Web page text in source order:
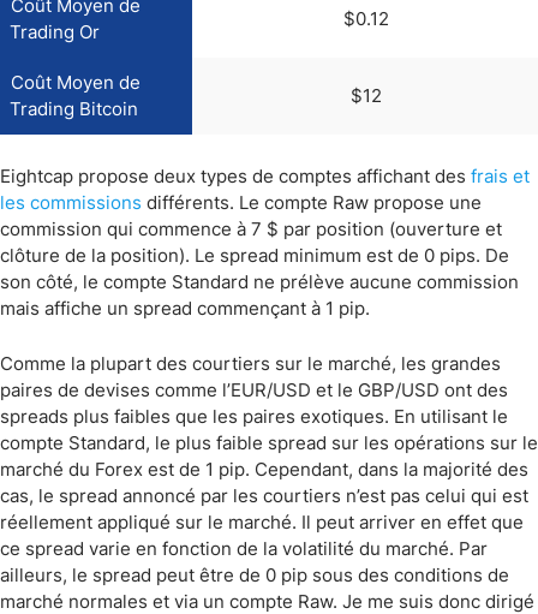
Coût Moyen de
Trading Or
$0.12
Coût Moyen de
Trading Bitcoin
$12
Eightcap propose deux types de comptes affichant des frais et
les commissions différents. Le compte Raw propose une
commission qui commence à 7 $ par position (ouverture et
clôture de la position). Le spread minimum est de 0 pips. De
son côté, le compte Standard ne prélève aucune commission
mais affiche un spread commençant à 1 pip.
Comme la plupart des courtiers sur le marché, les grandes
paires de devises comme l’EUR/USD et le GBP/USD ont des
spreads plus faibles que les paires exotiques. En utilisant le
compte Standard, le plus faible spread sur les opérations sur le
marché du Forex est de 1 pip. Cependant, dans la majorité des
cas, le spread annoncé par les courtiers n’est pas celui qui est
réellement appliqué sur le marché. Il peut arriver en effet que
ce spread varie en fonction de la volatilité du marché. Par
ailleurs, le spread peut être de 0 pip sous des conditions de
marché normales et via un compte Raw. Je me suis donc dirigé